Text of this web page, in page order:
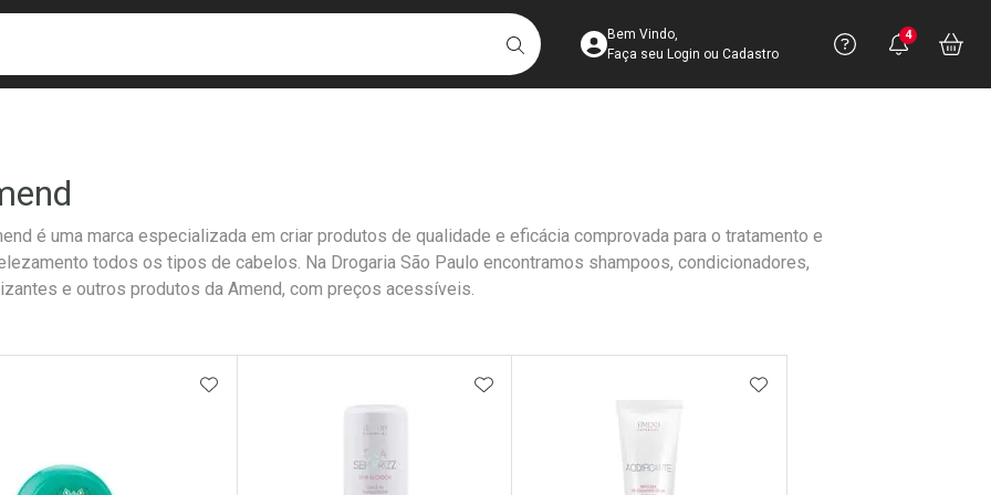
BUSCARAcesse sua Conta
Bem Vindo,
Faça seu Login ou Cadastro
Precisa
Ver Recursos
Você
4
é uma marca especializada em criar produtos de qualidade e eficácia comprovada para o tratamento e
todos os tipos de cabelos. Na Drogaria São Paulo encontramos shampoos, condicionadores,
e outros produtos da Amend, com preços acessíveis.
ADICIONAR AOS FAVORITOS ADICIONAR AOS FAVORITOS ADICIONAR AOS